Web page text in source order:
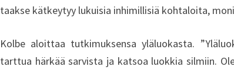
taakse kätkeytyy lukuisia inhimillisiä kohtaloita,
Kolbe aloittaa tutkimuksensa yläluokasta.
tarttua härkää sarvista ja katsoa luokkia silmiin.